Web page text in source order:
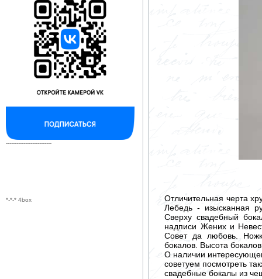
--------------------------
*-*-* 4box
Отличительная черта
Лебедь - изысканная
Сверху свадебный
надписи Жених и
Совет да любовь.
бокалов. Высота
О наличии
советуем посмотреть
свадебные бокалы из